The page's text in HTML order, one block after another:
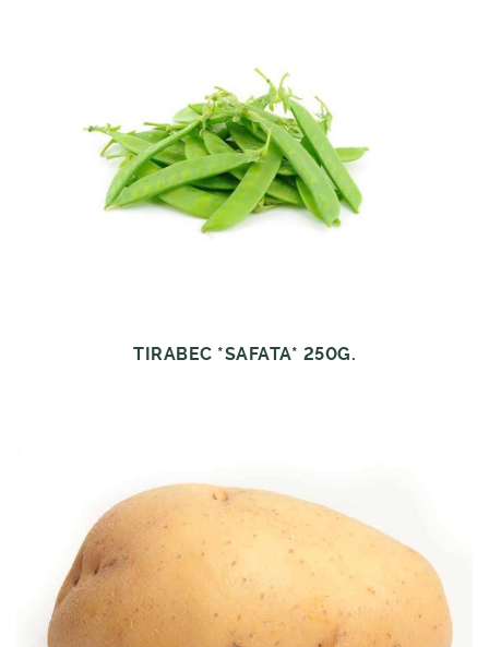
TIRABEC *SAFATA* 250G.